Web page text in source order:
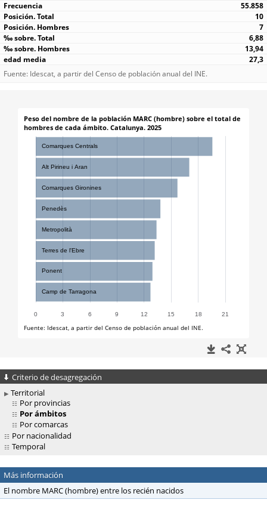
55.858
10
7
6,88
13,94
27,3
Fuente: Idescat, a partir del Censo de población anual del INE.
Criterio de desagregación
Territorial
Por provincias
Por ámbitos
Por comarcas
Por nacionalidad
Temporal
Más información
El nombre MARC (hombre) entre los recién nacidos